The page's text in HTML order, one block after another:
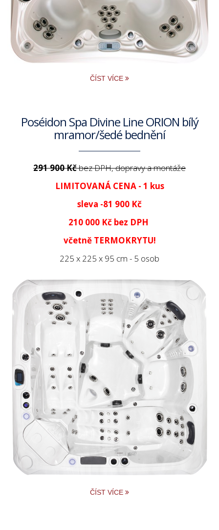
ČÍST VÍCE
Poséidon Spa Divine Line ORION bílý
mramor/šedé bednění
291 900 Kčbez DPH, dopravy a montáže
LIMITOVANÁ CENA - 1 kus
sleva -81 900 Kč
210 000 Kč bez DPH
včetně TERMOKRYTU!
225 x 225 x 95 cm - 5 osob
ČÍST VÍCE